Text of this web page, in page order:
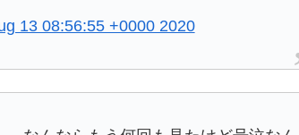
13 08:56:55 +0000 2020